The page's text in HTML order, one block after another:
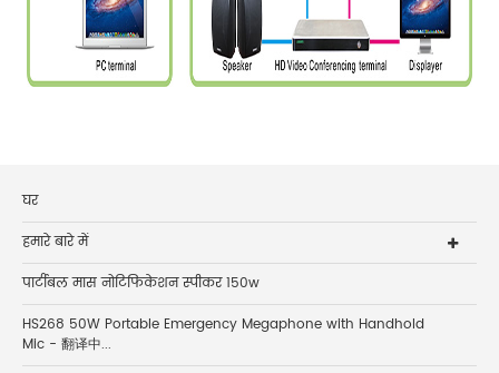
घर
हमारे बारे में
पार्टीबल मास नोटिफिकेशन स्पीकर 150w
HS268 50W Portable Emergency Megaphone with Handhold
Mic - 翻译中...